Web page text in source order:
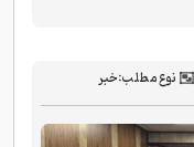
نوع مطلب:خبر